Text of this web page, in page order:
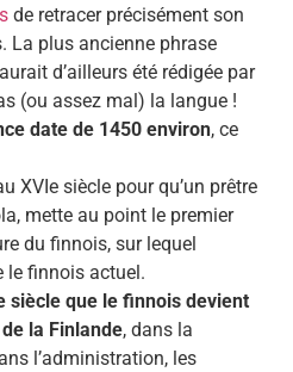
de retracer précisément son
La plus ancienne phrase
d’ailleurs été rédigée par
(ou assez mal) la langue !
date de 1450 environ, ce
XVIe siècle pour qu’un prêtre
mette au point le premier
du finnois, sur lequel
le finnois actuel.
siècle que le finnois devient
la Finlande, dans la
l’administration, les